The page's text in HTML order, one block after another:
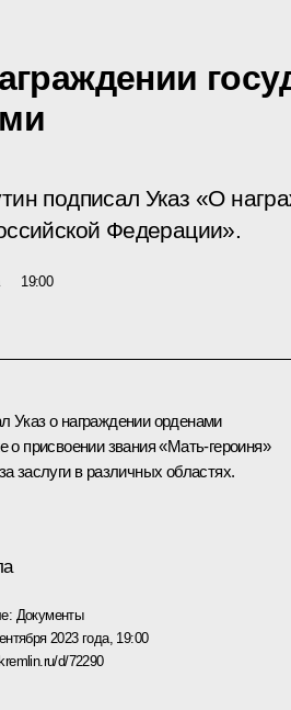
подписал Указ «О
Федерации».
19:00
Указ о награждении орденами
о присвоении звания «Мать-героиня»
заслуги в различных областях.
Документы
2023 года, 19:00
kremlin.ru/d/72290